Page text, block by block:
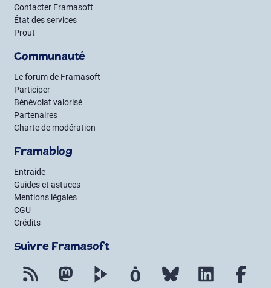
Contacter Framasoft
État des services
Prout
Communauté
Le forum de Framasoft
Participer
Bénévolat valorisé
Partenaires
Charte de modération
Framablog
Entraide
Guides et astuces
Mentions légales
CGU
Crédits
Suivre Framasoft
Flux RSS Mastodon PeerTube Mobilizon Bluesky LinkedIn